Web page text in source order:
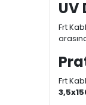
UV
Frt
Frt